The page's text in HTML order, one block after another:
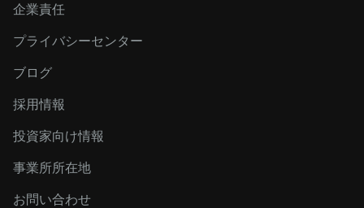
企業責任
プライバシーセンター
ブログ
採用情報
投資家向け情報
事業所所在地
お問い合わせ